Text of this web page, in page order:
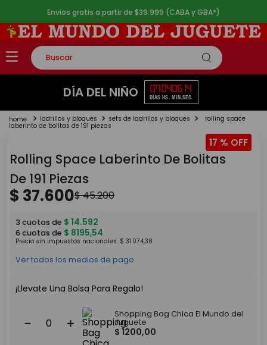
Envíos gratis a partir de $39.999 (CABA y GBA*)
Buscar
TÉRMINOS MÁS BUSCADOS
2.
lego
4.
monopatin
5. toy story
DÍA DEL NIÑO 07
DÍAS
04
HS.
06
MIN.
14
SEG.
ladrillos y bloques sets de ladrillos y bloques rolling space
laberinto de bolitas de 191 piezas
17 %
Rolling Space Laberinto De Bolitas
De 191 Piezas
$ 37.600$45.200
3 cuotas de $ 14.592
6 cuotas de $ 8195,54
Precio sin impuestos nacionales: $ 31.074,38
Ver todos los medios de pago
¡Llevate Una Bolsa Para Regalo!
＋
－
Shopping Bag Chica El Mundo del
Juguete
$ 1200,00